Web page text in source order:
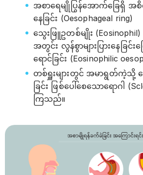
အစာရေမျိုပြွန်အောက်ခြေရှိ အ
နေခြင်း (Oesophageal ring)
သွေးဖြူဥတစ်မျိုး (Eosinophil)
အတွင်း လွန်စွာများပြားနေခြင်း
ရောင်ခြင်း (Eosinophilic
တစ်ရှူးများတွင် အမာရွတ်ကဲ့သို့ တေ
ခြင်း ဖြစ်ပေါ်စေသော‌ရောဂါ
ကြသည်။